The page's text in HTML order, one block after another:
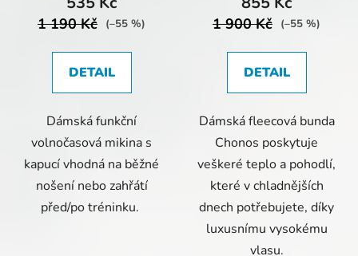
1 190 Kč (–55 %)
DETAIL
Dámská funkční
volnočasová mikina s
kapucí vhodná na běžné
nošení nebo zahřátí
před/po tréninku.
1 900 Kč (–55 %)
DETAIL
Dámská fleecová bunda
Chonos poskytuje
veškeré teplo a pohodlí,
které v chladnějších
dnech potřebujete, díky
luxusnímu vysokému
vlasu.